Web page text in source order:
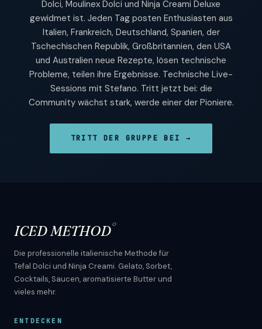
Dolci, Moulinex Dolci und Ninja Creami Deluxe
gewidmet ist. Jeden Tag posten Enthusiasten aus
Italien, Frankreich, Deutschland, Spanien, der
Tschechischen Republik, Großbritannien, den USA
und Australien neue Rezepte, lösen technische
Probleme, teilen ihre Ergebnisse. Technische Live-
Sessions mit Stefano. Tritt jetzt bei: die
Community wächst stark, werde einer der Pioniere.
TRITT DER GRUPPE BEI →
ICED METHOD°
Die professionelle italienische Methode für
Tefal Dolci und Ninja Creami. Gelato, Sorbet,
Cocktails, Saucen, aromatisierte Butter und
vieles mehr.
ENTDECKEN